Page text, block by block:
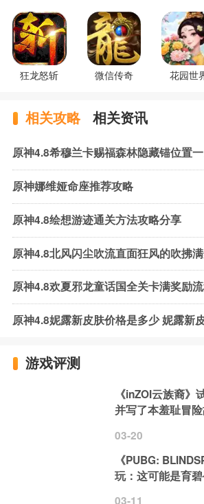
狂龙怒斩 微信传奇 花园世
相关攻略 相关资讯
原神4.8希穆兰卡赐福森林隐藏锚位置
原神娜维娅命座推荐攻略
原神4.8绘想游迹通关方法攻略分享
原神4.8欢夏邪龙童话国全关卡满奖励
游戏评测
《inZOI云族裔》
并写了本羞耻冒
03-20
《PUBG:
玩：这可能是育
03-11